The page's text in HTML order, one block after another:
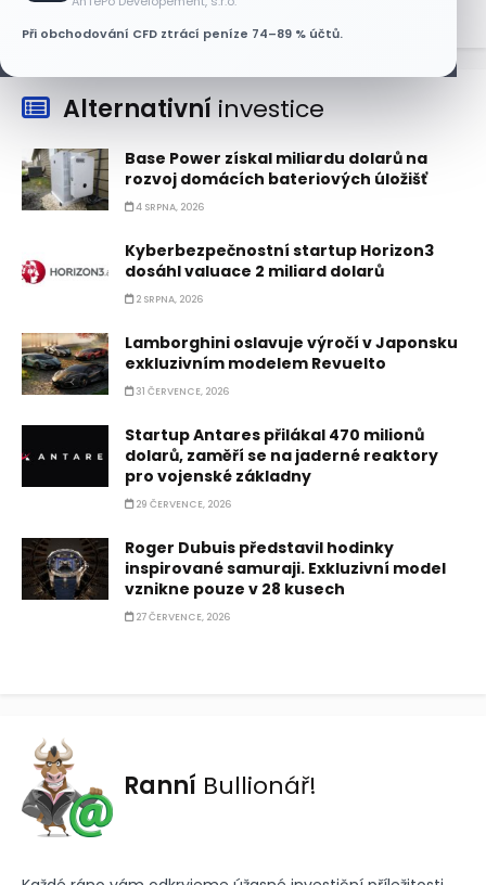
Při obchodování CFD ztrácí peníze 74–89 % účtů.
Alternativní investice
Base Power získal miliardu dolarů na
rozvoj domácích bateriových úložišť
4 SRPNA, 2026
Kyberbezpečnostní startup Horizon3
dosáhl valuace 2 miliard dolarů
2 SRPNA, 2026
Lamborghini oslavuje výročí v Japonsku
exkluzivním modelem Revuelto
31 ČERVENCE, 2026
Startup Antares přilákal 470 milionů
dolarů, zaměří se na jaderné reaktory
pro vojenské základny
29 ČERVENCE, 2026
Roger Dubuis představil hodinky
inspirované samuraji. Exkluzivní model
vznikne pouze v 28 kusech
27 ČERVENCE, 2026
Ranní Bullionář!